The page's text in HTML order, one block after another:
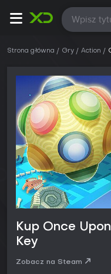
Wszystkie
Strona główna Gry Action
Kup Once
Key
Zobacz na Steam